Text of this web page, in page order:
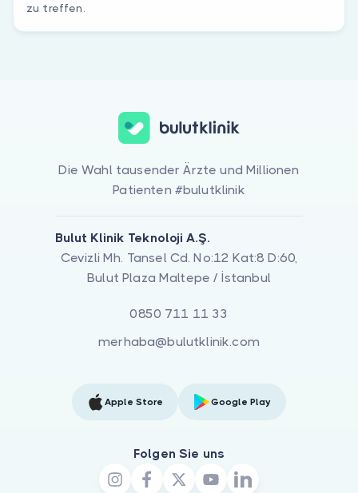
zu treffen.
Die Wahl tausender Ärzte und Millionen
Patienten #bulutklinik
Bulut Klinik Teknoloji A.Ş.
Cevizli Mh. Tansel Cd. No:12 Kat:8 D:60,
Bulut Plaza Maltepe / İstanbul
0850 711 11 33
merhaba@bulutklinik.com
Apple Store Google Play
Folgen Sie uns